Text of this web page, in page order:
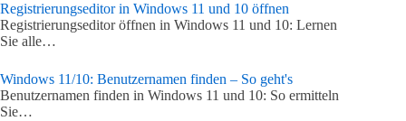
Registrierungseditor in Windows 11 und 10 öffnen
Registrierungseditor öffnen in Windows 11 und 10: Lernen
Sie alle…
Windows 11/10: Benutzernamen finden – So geht's
Benutzernamen finden in Windows 11 und 10: So ermitteln
Sie…